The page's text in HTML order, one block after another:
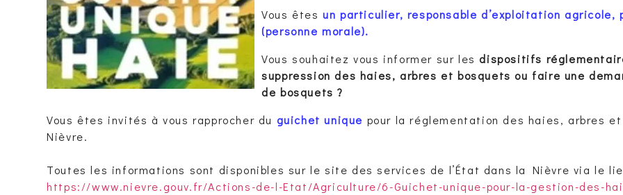
Vous êtesun particulier, responsable d’exploitation
(personne morale).
Vous souhaitez vous informer sur lesdispositifs
suppression des haies, arbres et bosquets ou faire une
de bosquets ?
Vous êtes invités à vous rapprocher du guichet unique pour la réglementation des haies, arbres
Nièvre.
Toutes les informations sont disponibles sur le site des services de l’État dans la Nièvre via le
https://www.nievre.gouv.fr/Actions-de-l-Etat/Agriculture/6-Guichet-unique-pour-la-gestion-des-